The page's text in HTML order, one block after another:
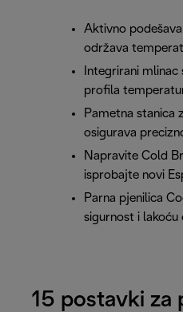
Aktivno
održava
Integrirani
profila
Pametna stanica
osigurava
Napravite Cold
isprobajte novi
Parna pjenilica
sigurnost i lakoću
15 postavki za